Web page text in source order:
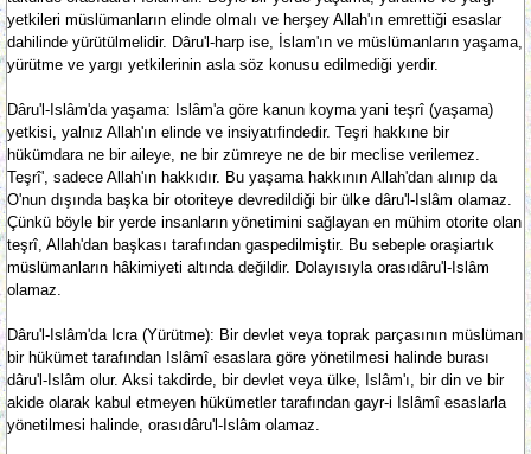
yetkileri müslümanların elinde olmalı ve herşey Allah'ın emrettiği esaslar
dahilinde yürütülmelidir. Dâru'l-harp ise, İslam'ın ve müslümanların yaşama,
yürütme ve yargı yetkilerinin asla söz konusu edilmediği yerdir.
Dâru'l-Islâm'da yaşama: Islâm'a göre kanun koyma yani teşrî (yaşama)
yetkisi, yalnız Allah'ın elinde ve insiyatıfindedir. Teşri hakkıne bir
hükümdara ne bir aileye, ne bir zümreye ne de bir meclise verilemez.
Teşrî', sadece Allah'ın hakkıdır. Bu yaşama hakkının Allah'dan alınıp da
O'nun dışında başka bir otoriteye devredildiği bir ülke dâru'l-Islâm olamaz.
Çünkü böyle bir yerde insanların yönetimini sağlayan en mühim otorite olan
teşrî, Allah'dan başkası tarafından gaspedilmiştir. Bu sebeple oraşiartık
müslümanların hâkimiyeti altında değildir. Dolayısıyla orasıdâru'l-Islâm
olamaz.
Dâru'l-Islâm'da Icra (Yürütme): Bir devlet veya toprak parçasının müslüman
bir hükümet tarafından Islâmî esaslara göre yönetilmesi halinde burası
dâru'l-Islâm olur. Aksi takdirde, bir devlet veya ülke, Islâm'ı, bir din ve bir
akide olarak kabul etmeyen hükümetler tarafından gayr-i Islâmî esaslarla
yönetilmesi halinde, orasıdâru'l-Islâm olamaz.